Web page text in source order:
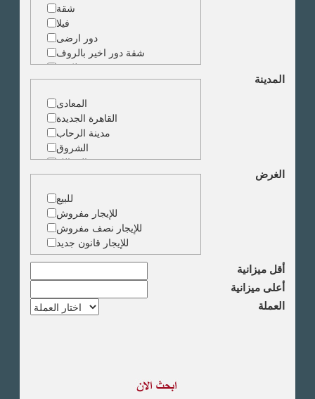
شقة
فيلا
دور ارضى
شقة دور اخير بالروف
شقة دوبلكس
شقة حجرة واحدة
ارض
مبنى
المدينة
المعادى
القاهرة الجديدة
مدينة الرحاب
الشروق
الزمالك
جاردن سيتى
دقى
المهندسين
الجيزة
العجوزة
وسط البلد
مصر الجديدة
مدينة نصر
السادس من اكتوبر
الشيخ زايد
الغرض
للبيع
للإيجار مفروش
للإيجار نصف مفروش
للإيجار قانون جديد
أقل ميزانية
أعلى ميزانية
العملة